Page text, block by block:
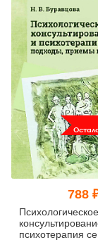
788
Психологическое
психотерапия